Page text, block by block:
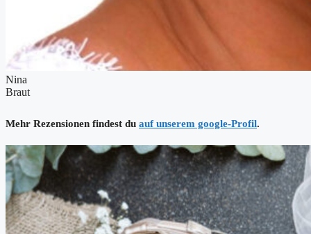
Nina
Braut
Mehr Rezensionen findest du auf unserem google-Profil​.